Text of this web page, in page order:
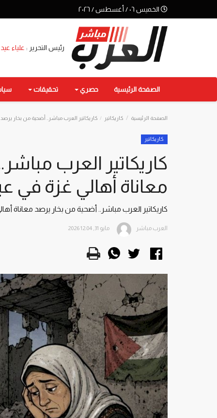
الخميس ٠٦ / أغسطس / ٢٠٢٦
رئيس التحرير : علياء عيد
الصفحة الرئيسية حصري تحقيقات
الصفحة الرئيسية كاريكاتير كاريكاتير العرب مباشر.. أضحية من بخار
كاريكاتير
كاريكاتير العرب
معاناة أهالي غزة في
كاريكاتير العرب مباشر.. أضحية من بخار يرصد معاناة
العرب مباشر مايو 31, 2026 12:04